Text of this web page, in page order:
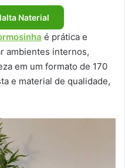
Naterial
é prática e
ambientes internos,
em um formato de 170
e material de qualidade,